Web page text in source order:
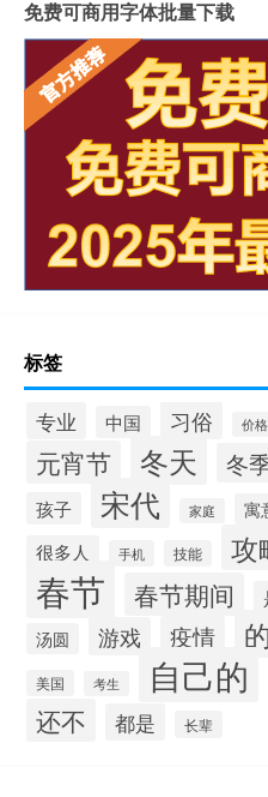
免费可商用字体批量下载
标签
专业 中国 习俗 价格
元宵节 冬天 冬
孩子 宋代 家庭 寓
很多人 手机 技能 攻
春节 春节期间
汤圆 游戏 疫情
美国 考生 自己的
还不 都是 长辈